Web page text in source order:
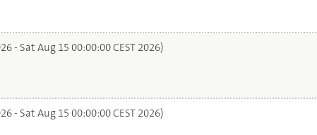
- Sat Aug 15 00:00:00 CEST 2026)
- Sat Aug 15 00:00:00 CEST 2026)